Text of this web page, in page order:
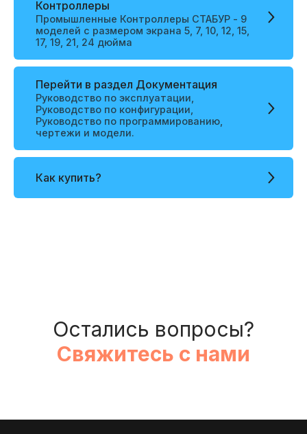
Контроллеры
Промышленные Контроллеры СТАБУР - 9
моделей с размером экрана 5, 7, 10, 12, 15,
17, 19, 21, 24 дюйма
Перейти в раздел Документация
Руководство по эксплуатации,
Руководство по конфигурации,
Руководство по программированию,
чертежи и модели.
Как купить?
Остались вопросы?
Свяжитесь с нами